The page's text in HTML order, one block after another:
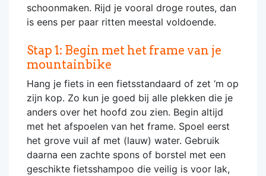
schoonmaken. Rijd je vooral droge routes, dan
is eens per paar ritten meestal voldoende.
Stap 1: Begin met het frame van je
mountainbike
Hang je fiets in een fietsstandaard of zet ‘m op
zijn kop. Zo kun je goed bij alle plekken die je
anders over het hoofd zou zien. Begin altijd
met het afspoelen van het frame. Spoel eerst
het grove vuil af met (lauw) water. Gebruik
daarna een zachte spons of borstel met een
geschikte fietsshampoo die veilig is voor lak,